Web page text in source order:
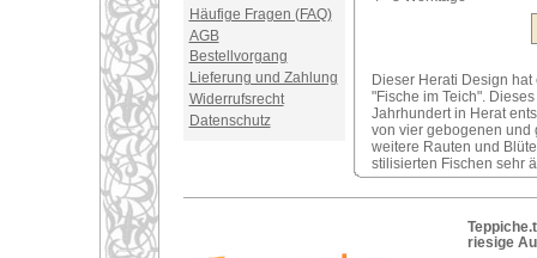
Häufige Fragen (FAQ)
AGB
Bestellvorgang
Lieferung und Zahlung
Widerrufsrecht
Datenschutz
Dieser Herati Design
"Fische im Teich".
Jahrhundert in Herat
von vier gebogenen und
weitere Rauten und
stilisierten Fischen sehr
riesige